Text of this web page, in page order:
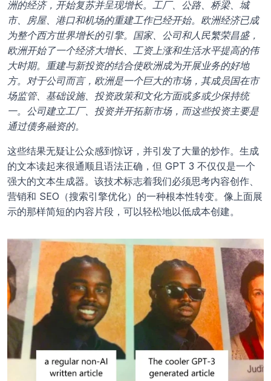
洲的经济，开始复苏并呈现增长。工厂、公路、桥梁、城
市、房屋、港口和机场的重建工作已经开始。欧洲经济已成
为整个西方世界增长的引擎。国家、公司和人民繁荣昌盛，
欧洲开始了一个经济大增长、工资上涨和生活水平提高的伟
大时期。重建与新投资的结合使欧洲成为开展业务的好地
方。对于公司而言，欧洲是一个巨大的市场，其成员国在市
场监管、基础设施、投资政策和文化方面或多或少保持统
一。公司建立工厂、投资并开拓新市场，而这些投资主要是
通过债务融资的。
这些结果无疑让公众感到惊讶，并引发了大量的炒作。生成
的文本读起来很通顺且语法正确，但 GPT 3 不仅仅是一个
强大的文本生成器。该技术标志着我们必须思考内容创作、
营销和 SEO（搜索引擎优化）的一种根本性转变。像上面展
示的那样简短的内容片段，可以轻松地以低成本创建。